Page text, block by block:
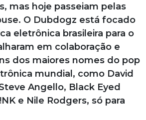
mas hoje passeiam pelas
O Dubdogz está focado
eletrônica brasileira para o
em colaboração e
dos maiores nomes do pop
mundial, como David
Angello, Black Eyed
e Nile Rodgers, só para